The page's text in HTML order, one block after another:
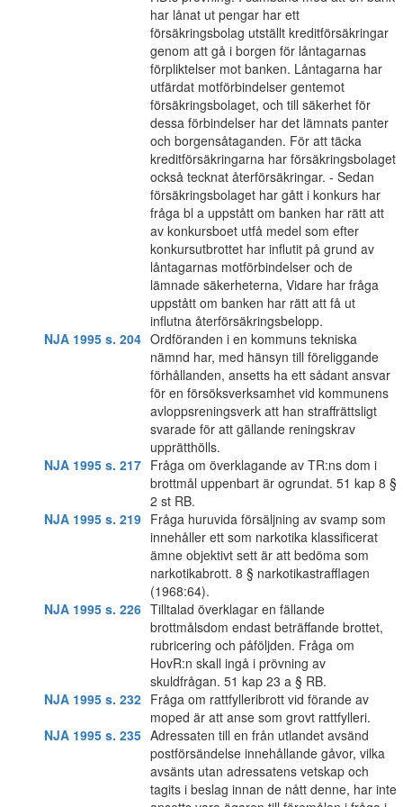
har lånat ut pengar har ett
försäkringsbolag utställt kreditförsäkringar
genom att gå i borgen för låntagarnas
förpliktelser mot banken. Låntagarna har
utfärdat motförbindelser gentemot
försäkringsbolaget, och till säkerhet för
dessa förbindelser har det lämnats panter
och borgensåtaganden. För att täcka
kreditförsäkringarna har försäkringsbolaget
också tecknat återförsäkringar. - Sedan
försäkringsbolaget har gått i konkurs har
fråga bl a uppstått om banken har rätt att
av konkursboet utfå medel som efter
konkursutbrottet har influtit på grund av
låntagarnas motförbindelser och de
lämnade säkerheterna, Vidare har fråga
uppstått om banken har rätt att få ut
influtna återförsäkringsbelopp.
NJA 1995 s. 204 Ordföranden i en kommuns tekniska
nämnd har, med hänsyn till föreliggande
förhållanden, ansetts ha ett sådant ansvar
för en försöksverksamhet vid kommunens
avloppsreningsverk att han straffrättsligt
svarade för att gällande reningskrav
upprätthölls.
NJA 1995 s. 217 Fråga om överklagande av TR:ns dom i
brottmål uppenbart är ogrundat. 51 kap 8 §
2 st RB.
NJA 1995 s. 219 Fråga huruvida försäljning av svamp som
innehåller ett som narkotika klassificerat
ämne objektivt sett är att bedöma som
narkotikabrott. 8 § narkotikastrafflagen
(1968:64).
NJA 1995 s. 226 Tilltalad överklagar en fällande
brottmålsdom endast beträffande brottet,
rubricering och påföljden. Fråga om
HovR:n skall ingå i prövning av
skuldfrågan. 51 kap 23 a § RB.
NJA 1995 s. 232 Fråga om rattfylleribrott vid förande av
moped är att anse som grovt rattfylleri.
NJA 1995 s. 235 Adressaten till en från utlandet avsänd
postförsändelse innehållande gåvor, vilka
avsänts utan adressatens vetskap och
tagits i beslag innan de nått denne, har inte